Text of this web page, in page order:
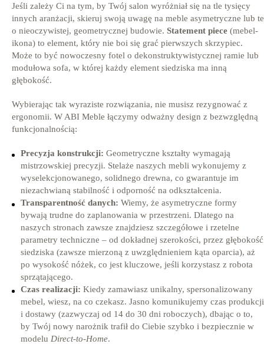
Jeśli zależy Ci na tym, by Twój salon wyróżniał się na tle tysięcy
innych aranżacji, skieruj swoją uwagę na meble asymetryczne lub te
o nieoczywistej, geometrycznej budowie. Statement piece (mebel-
ikona) to element, który nie boi się grać pierwszych skrzypiec.
Może to być nowoczesny fotel o dekonstruktywistycznej ramie lub
modułowa sofa, w której każdy element siedziska ma inną
głębokość.
Wybierając tak wyraziste rozwiązania, nie musisz rezygnować z
ergonomii. W ABI Meble łączymy odważny design z bezwzględną
funkcjonalnością:
Precyzja konstrukcji: Geometryczne kształty wymagają
mistrzowskiej precyzji. Stelaże naszych mebli wykonujemy z
wyselekcjonowanego, solidnego drewna, co gwarantuje im
niezachwianą stabilność i odporność na odkształcenia.
Transparentność danych: Wiemy, że asymetryczne formy
bywają trudne do zaplanowania w przestrzeni. Dlatego na
naszych stronach zawsze znajdziesz szczegółowe i rzetelne
parametry techniczne – od dokładnej szerokości, przez głębokość
siedziska (zawsze mierzoną z uwzględnieniem kąta oparcia), aż
po wysokość nóżek, co jest kluczowe, jeśli korzystasz z robota
sprzątającego.
Czas realizacji: Kiedy zamawiasz unikalny, spersonalizowany
mebel, wiesz, na co czekasz. Jasno komunikujemy czas produkcji
i dostawy (zazwyczaj od 14 do 30 dni roboczych), dbając o to,
by Twój nowy narożnik trafił do Ciebie szybko i bezpiecznie w
modelu Direct-to-Home.